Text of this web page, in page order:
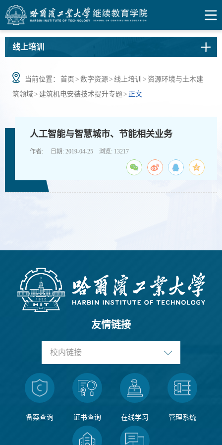
线上培训
当前位置： 首页 > 数字资源 > 线上培训 > 资源环境与土木建
筑领域> 建筑机电安装技术提升专题 > 正文
人工智能与智慧城市、节能相关业务
作者: 日期: 2019-04-25 浏览: 13217
友情链接
校内链接
备案查询 证书查询 在线学习 管理系统